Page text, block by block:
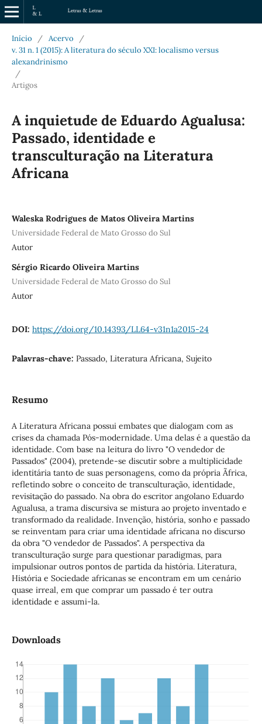
Início / Acervo
/
v. 31 n. 1 (2015): A literatura do século XXI: localismo versus
alexandrinismo
/
Artigos
A inquietude de Eduardo Agualusa:
Passado, identidade e
transculturação na Literatura
Africana
Waleska Rodrigues de Matos Oliveira Martins
Universidade Federal de Mato Grosso do Sul
Autor
Sérgio Ricardo Oliveira Martins
Universidade Federal de Mato Grosso do Sul
Autor
DOI: https://doi.org/10.14393/LL64-v31n1a2015-24
Palavras-chave: Passado, Literatura Africana, Sujeito
Resumo
A Literatura Africana possui embates que dialogam com as
crises da chamada Pós-modernidade. Uma delas é a questão da
identidade. Com base na leitura do livro "O vendedor de
Passados" (2004), pretende-se discutir sobre a multiplicidade
identitária tanto de suas personagens, como da própria Ãfrica,
refletindo sobre o conceito de transculturação, identidade,
revisitação do passado. Na obra do escritor angolano Eduardo
Agualusa, a trama discursiva se mistura ao projeto inventado e
transformado da realidade. Invenção, história, sonho e passado
se reinventam para criar uma identidade africana no discurso
da obra "O vendedor de Passados". A perspectiva da
transculturação surge para questionar paradigmas, para
impulsionar outros pontos de partida da história. Literatura,
História e Sociedade africanas se encontram em um cenário
quase irreal, em que comprar um passado é ter outra
identidade e assumi-la.
Downloads